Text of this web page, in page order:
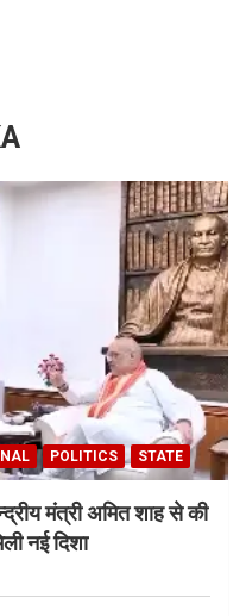
POLITICS STATE
मंत्री अमित शाह से की
नई दिशा